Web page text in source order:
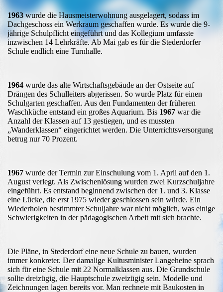
1963wurde die Hausmeisterwohnung ausgelagert, sodass im
Dachgeschoss ein Werkraum geschaffen wurde. Es wurde die 9-
jährige Schulpflicht eingeführt und das Kollegium umfasste
inzwischen 14 Lehrkräfte. Ab Mai gab es für die Stederdorfer
Schule endlich eine Turnhalle.
1964 wurde das alte Wirtschaftsgebäude an der Ostseite auf
Drängen des Schulleiters abgerissen. So wurde Platz für einen
Schulgarten geschaffen. Aus den Fundamenten der früheren
Waschküche entstand ein großes Aquarium. Bis 1967 war die
Anzahl der Klassen auf 13 gestiegen, und es mussten
„Wanderklassen“ eingerichtet werden. Die Unterrichtsversorgung
betrug nur 70 Prozent.
1967 wurde der Termin zur Einschulung vom 1. April auf den 1.
August verlegt. Als Zwischenlösung wurden zwei Kurzschuljahre
eingeführt. Es entstand beginnend zwischen der 1. und 3. Klasse
eine Lücke, die erst 1975 wieder geschlossen sein würde. Ein
Wiederholen bestimmter Schuljahre war nicht möglich, was einige
Schwierigkeiten in der pädagogischen Arbeit mit sich brachte.
Die Pläne, in Stederdorf eine neue Schule zu bauen, wurden
immer konkreter. Der damalige Kultusminister Langeheine sprach
sich für eine Schule mit 22 Normalklassen aus. Die Grundschule
sollte dreizügig, die Hauptschule zweizügig sein. Modelle und
Zeichnungen lagen bereits vor. Man rechnete mit Baukosten in